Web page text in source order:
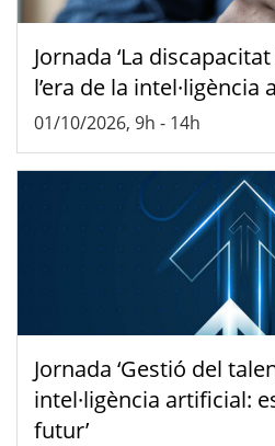
Jornada ‘La
l’era de la intel·ligència
01/10/2026, 9h - 14h
Jornada ‘Gestió del
intel·ligència artificial:
futur’